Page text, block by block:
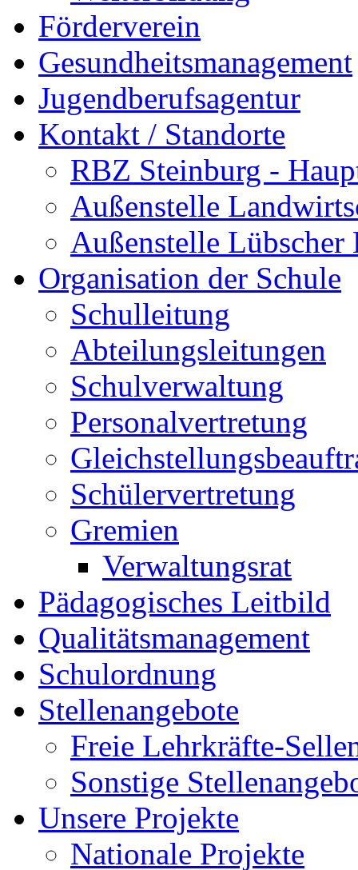
Förderverein
Gesundheitsmanagement
Jugendberufsagentur
Kontakt / Standorte
RBZ Steinburg -
Außenstelle
Außenstelle Lübscher
Organisation der Schule
Schulleitung
Abteilungsleitungen
Schulverwaltung
Personalvertretung
Schülervertretung
Gremien
Verwaltungsrat
Pädagogisches Leitbild
Qualitätsmanagement
Schulordnung
Stellenangebote
Freie Lehrkräfte-
Sonstige
Unsere Projekte
Nationale Projekte